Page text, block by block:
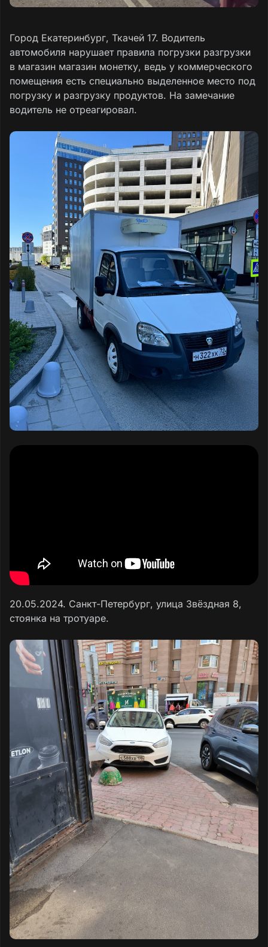
Город Екатеринбург, Ткачей 17. Водитель
автомобиля нарушает правила погрузки разгрузки
в магазин магазин монетку, ведь у коммерческого
помещения есть специально выделенное место под
погрузку и разгрузку продуктов. На замечание
водитель не отреагировал.
20.05.2024. Санкт-Петербург, улица Звëздная 8,
стоянка на тротуаре.